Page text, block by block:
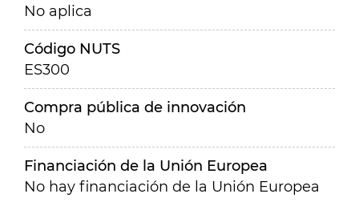
No aplica
Código NUTS
ES300
Compra pública de innovación
No
Financiación de la Unión Europea
No hay financiación de la Unión Europea